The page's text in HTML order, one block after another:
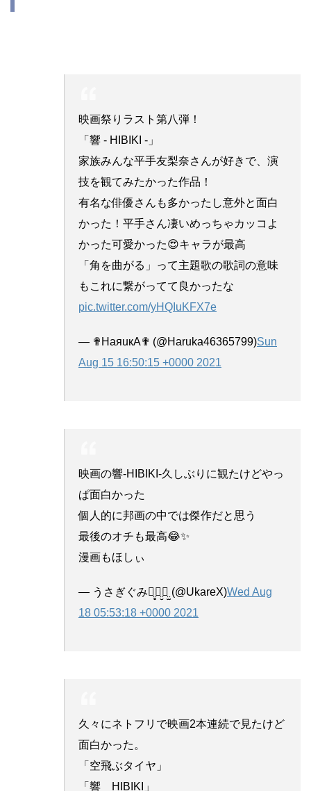
映画祭りラスト第八弾！
「響 - HIBIKI -」
家族みんな平手友梨奈さんが好きで、演
技を観てみたかった作品！
有名な俳優さんも多かったし意外と面白
かった！平手さん凄いめっちゃカッコよ
かった可愛かった😍キャラが最高
「角を曲がる」って主題歌の歌詞の意味
もこれに繋がってて良かったな
pic.twitter.com/yHQIuKFX7e
— ✟НаяuкА✟ (@Haruka46365799)Sun
Aug 15 16:50:15 +0000 2021
映画の響-HIBIKI-久しぶりに観たけどやっ
ぱ面白かった
個人的に邦画の中では傑作だと思う
最後のオチも最高😂✨
漫画もほしぃ
— うさぎぐみꪔ̤̥ꪔ̤̮ꪔ̤̫ (@UkareX)Wed Aug
18 05:53:18 +0000 2021
久々にネトフリで映画2本連続で見たけど
面白かった。
「空飛ぶタイヤ」
「響 HIBIKI」